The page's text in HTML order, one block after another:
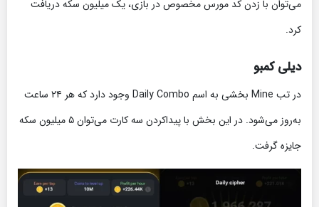
می‌توان با زدن کد مورس مخصوص در بازی، یک میلیون سکه دریافت
کرد.
دیلی کمبو
در تب Mine بخشی به اسم Daily Combo وجود دارد که هر ۲۴ ساعت
به‌روز می‌شود. در این بخش با پیداکردن سه کارت می‌توان ۵ میلیون سکه
جایزه گرفت.